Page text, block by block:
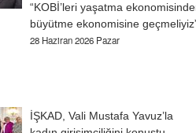
“KOBİ’leri yaşatma
büyütme ekonomisine
28 Haziran 2026 Pazar
İŞKAD, Vali Mustafa Yavuz’la